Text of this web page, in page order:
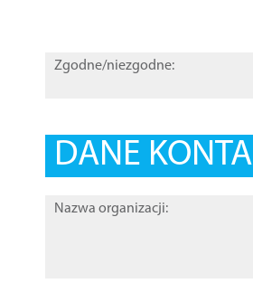
Zgodne/niezgodne:
DANE
Nazwa organizacji: